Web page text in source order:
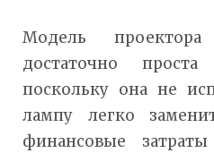
Модель
достаточно
поскольку она не
лампу легко
финансовые